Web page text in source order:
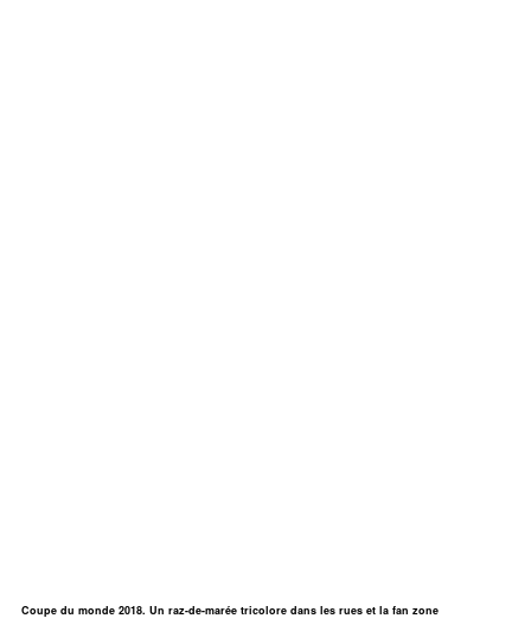
Coupe du monde 2018. Un raz-de-marée tricolore dans les rues et la fan zone